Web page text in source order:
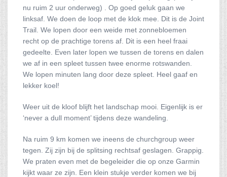
nu ruim 2 uur onderweg) . Op goed geluk gaan we
linksaf. We doen de loop met de klok mee. Dit is de Joint
Trail. We lopen door een weide met zonnebloemen
recht op de prachtige torens af. Dit is een heel fraai
gedeelte. Even later lopen we tussen de torens en dalen
we af in een spleet tussen twee enorme rotswanden.
We lopen minuten lang door deze spleet. Heel gaaf en
lekker koel!
Weer uit de kloof blijft het landschap mooi. Eigenlijk is er
‘never a dull moment’ tijdens deze wandeling.
Na ruim 9 km komen we ineens de churchgroup weer
tegen. Zij zijn bij de splitsing rechtsaf geslagen. Grappig.
We praten even met de begeleider die op onze Garmin
kijkt waar ze zijn. Een klein stukje verder komen we bij